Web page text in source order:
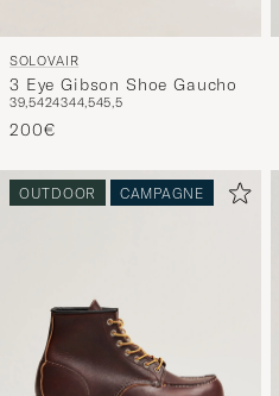
SOLOVAIR
3 Eye Gibson Shoe Gaucho
39,5424344,545,5
200€
OUTDOOR CAMPAGNE